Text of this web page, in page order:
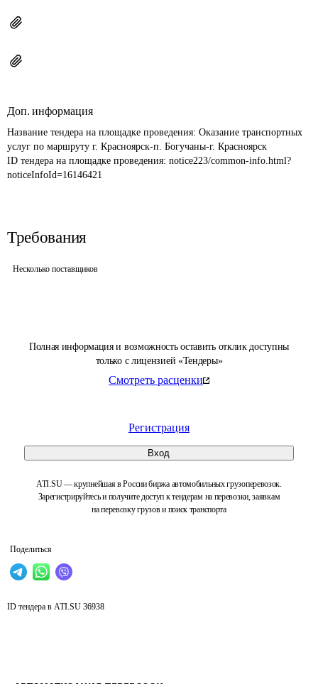
Полная информация и возможность оставить отклик доступны
только с лицензией «Тендеры»
Смотреть расценки
Регистрация
Вход
ATI.SU — крупнейшая в России биржа автомобильных грузоперевозок.
Зарегистрируйтесь и получите доступ к тендерам на перевозки, заявкам
на перевозку грузов и поиск транспорта
Поделиться
Доп. информация
Название тендера на площадке проведения: Оказание транспортных
услуг по маршруту г. Красноярск-п. Богучаны-г. Красноярск
ID тендера на площадке проведения: notice223/common-info.html?
noticeInfoId=16146421
Требования
Несколько поставщиков
ID тендера в ATI.SU 36938